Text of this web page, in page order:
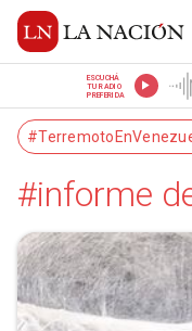
ESCUCHÁ
TU RADIO
PREFERIDA
#informe